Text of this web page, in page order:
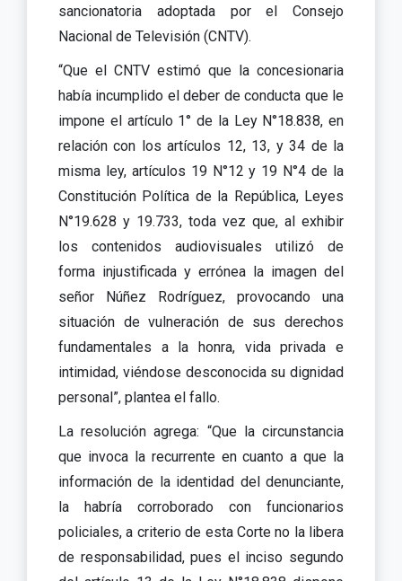
sancionatoria adoptada por el Consejo
Nacional de Televisión (CNTV).
“Que el CNTV estimó que la concesionaria
había incumplido el deber de conducta que le
impone el artículo 1° de la Ley N°18.838, en
relación con los artículos 12, 13, y 34 de la
misma ley, artículos 19 N°12 y 19 N°4 de la
Constitución Política de la República, Leyes
N°19.628 y 19.733, toda vez que, al exhibir
los contenidos audiovisuales utilizó de
forma injustificada y errónea la imagen del
señor Núñez Rodríguez, provocando una
situación de vulneración de sus derechos
fundamentales a la honra, vida privada e
intimidad, viéndose desconocida su dignidad
personal”, plantea el fallo.
La resolución agrega: “Que la circunstancia
que invoca la recurrente en cuanto a que la
información de la identidad del denunciante,
la habría corroborado con funcionarios
policiales, a criterio de esta Corte no la libera
de responsabilidad, pues el inciso segundo